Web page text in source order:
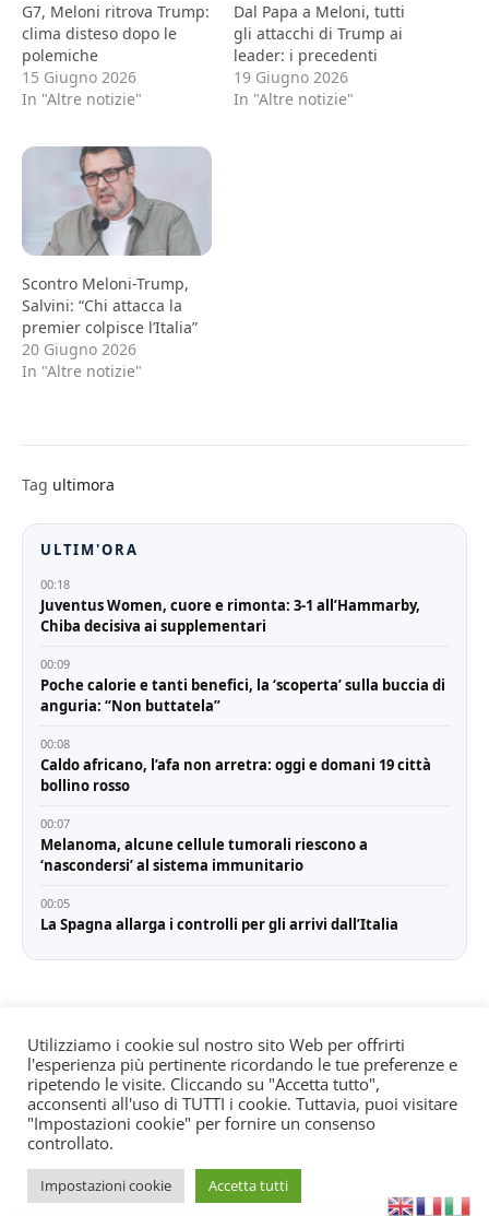
G7, Meloni ritrova Trump:
clima disteso dopo le
polemiche
15 Giugno 2026
In "Altre notizie"
Dal Papa a Meloni, tutti
gli attacchi di Trump ai
leader: i precedenti
19 Giugno 2026
In "Altre notizie"
Scontro Meloni-Trump,
Salvini: “Chi attacca la
premier colpisce l’Italia”
20 Giugno 2026
In "Altre notizie"
Tag ultimora
ULTIM'ORA
00:18
Juventus Women, cuore e rimonta: 3-1 all’Hammarby,
Chiba decisiva ai supplementari
00:09
Poche calorie e tanti benefici, la ‘scoperta’ sulla buccia di
anguria: “Non buttatela”
00:08
Caldo africano, l’afa non arretra: oggi e domani 19 città
bollino rosso
00:07
Melanoma, alcune cellule tumorali riescono a
‘nascondersi’ al sistema immunitario
00:05
La Spagna allarga i controlli per gli arrivi dall’Italia
© All rights reserved. Quotidiano registrato all'albo dei
giornali e periodici presso il Tribunale di Torino n. 25
del 24/8/2022 Editore: Agostino Scozzaro Direttore
responsabile: Andrea Musacchio Theme Sportsx
designed byWPInterface.
Utilizziamo i cookie sul nostro sito Web per offrirti
l'esperienza più pertinente ricordando le tue preferenze e
ripetendo le visite. Cliccando su "Accetta tutto",
acconsenti all'uso di TUTTI i cookie. Tuttavia, puoi visitare
"Impostazioni cookie" per fornire un consenso
controllato.
Impostazioni cookie Accetta tutti